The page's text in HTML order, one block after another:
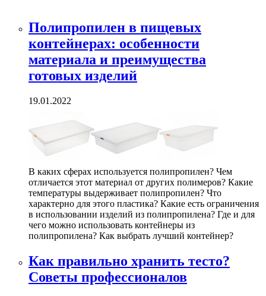
Полипропилен в пищевых
контейнерах: особенности
материала и преимущества
готовых изделий
19.01.2022
В каких сферах используется полипропилен? Чем
отличается этот материал от других полимеров? Какие
температуры выдерживает полипропилен? Что
характерно для этого пластика? Какие есть ограничения
в использовании изделий из полипропилена? Где и для
чего можно использовать контейнеры из
полипропилена? Как выбрать лучший контейнер?
Как правильно хранить тесто?
Советы профессионалов